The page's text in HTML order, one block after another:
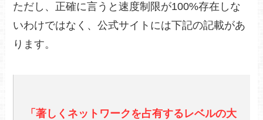
ただし、正確に言うと速度制限が100%存在しな
いわけではなく、公式サイトには下記の記載があ
ります。
「著しくネットワークを占有するレベルの大